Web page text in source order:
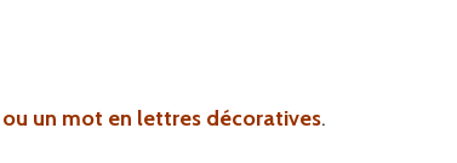
un mot en lettres décoratives.